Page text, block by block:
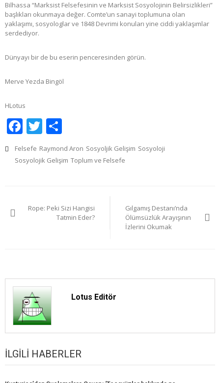
Bilhassa “Marksist Felsefesinin ve Marksist Sosyolojinin Belirsizlikleri”
başlıkları okunmaya değer. Comte’un sanayi toplumuna olan
yaklaşımı, sosyologlar ve 1848 Devrimi konuları yine ciddi yaklaşımlar
serdediyor.
Dünyayı bir de bu eserin penceresinden görün.
Merve Yezda Bingöl
HLotus
Facebook
Twitter
Felsefe Raymond Aron Sosyoljik Gelişim Sosyoloji
Sosyolojik Gelişim Toplum ve Felsefe
gezinmesi
Rope: Peki Sizi Hangisi
Tatmin Eder?
Gılgamış Destanı’nda
Ölümsüzlük Arayışının
İzlerini Okumak
Lotus Editör
İLGILI HABERLER